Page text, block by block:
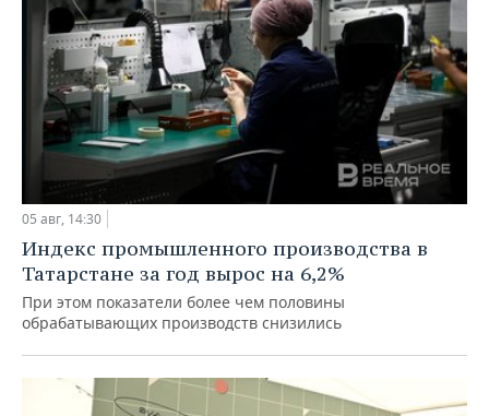
05 авг, 14:30
Индекс промышленного производства в
Татарстане за год вырос на 6,2%
При этом показатели более чем половины
обрабатывающих производств снизились